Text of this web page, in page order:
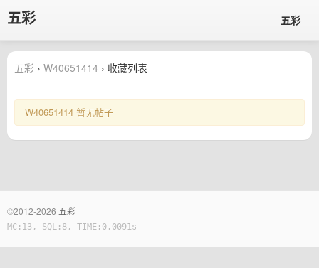
五彩 五彩
五彩 › W40651414 › 收藏列表
W40651414 暂无帖子
©2012-2026 五彩
MC:13, SQL:8, TIME:0.0091s